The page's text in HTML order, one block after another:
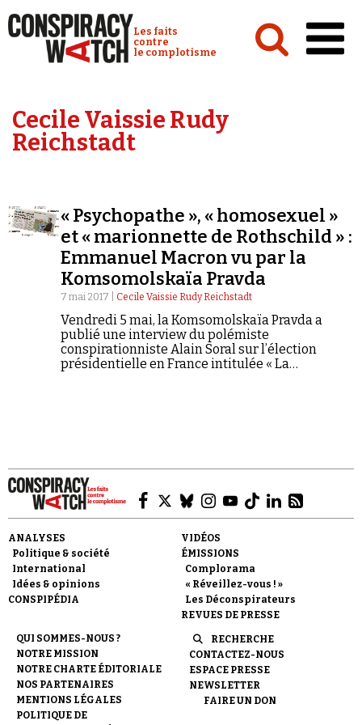
Conspiracy Watch :
Les faits
contre
le complotisme
Analyses
Émissions
Revues de presse
Newsletter
Demander à Vera
Cecile Vaissie Rudy
Reichstadt
« Psychopathe », « homosexuel »
et « marionnette de Rothschild » :
Emmanuel Macron vu par la
Komsomolskaïa Pravda
7 mai 2017 | Cecile Vaissie Rudy Reichstadt
Vendredi 5 mai, la Komsomolskaïa Pravda a
publié une interview du polémiste
conspirationniste Alain Soral sur l’élection
présidentielle en France intitulée « La
ANALYSES
Politique & société
International
Idées & opinions
CONSPIPÉDIA
VIDÉOS
ÉMISSIONS
Complorama
« Réveillez-vous ! »
Les Déconspirateurs
REVUES DE PRESSE
QUI SOMMES-NOUS ?
NOTRE MISSION
NOTRE CHARTE ÉDITORIALE
NOS PARTENAIRES
MENTIONS LÉGALES
POLITIQUE DE
RECHERCHE
CONTACTEZ-NOUS
ESPACE PRESSE
NEWSLETTER
FAIRE UN DON